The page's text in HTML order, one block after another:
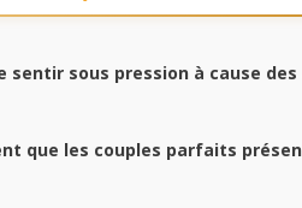
sentir sous pression à cause
que les couples parfaits